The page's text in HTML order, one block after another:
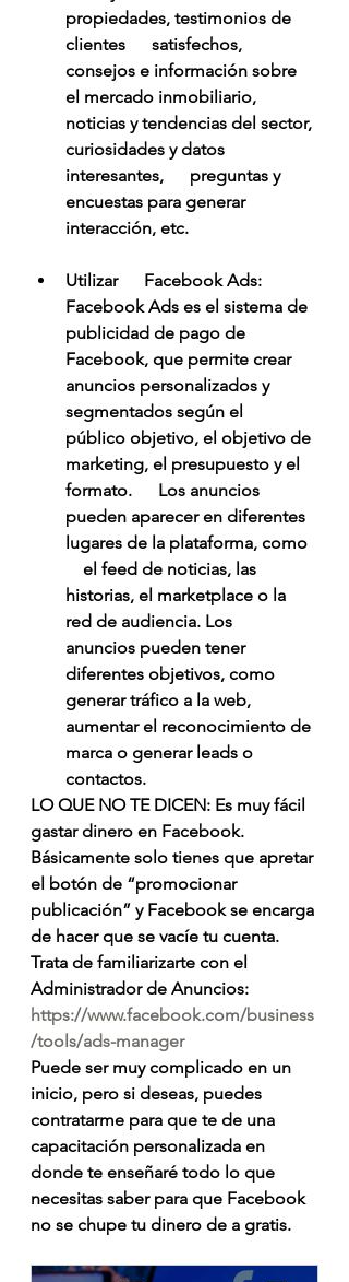
propiedades, testimonios de
clientes      satisfechos,
consejos e información sobre
el mercado inmobiliario,
noticias y tendencias del sector,
curiosidades y datos
interesantes,      preguntas y
encuestas para generar
interacción, etc.
Utilizar      Facebook Ads:
Facebook Ads es el sistema de
publicidad de pago de
Facebook, que permite crear
anuncios personalizados y
segmentados según el
público objetivo, el objetivo de
marketing, el presupuesto y el
formato.      Los anuncios
pueden aparecer en diferentes
lugares de la plataforma, como
    el feed de noticias, las
historias, el marketplace o la
red de audiencia. Los
anuncios pueden tener
diferentes objetivos, como
generar tráfico a la web,
aumentar el reconocimiento de
marca o generar leads o
contactos.
LO QUE NO TE DICEN: Es muy fácil
gastar dinero en Facebook.
Básicamente solo tienes que apretar
el botón de “promocionar
publicación” y Facebook se encarga
de hacer que se vacíe tu cuenta.
Trata de familiarizarte con el
Administrador de Anuncios:
https://www.facebook.com/business
/tools/ads-manager
Puede ser muy complicado en un
inicio, pero si deseas, puedes
contratarme para que te de una
capacitación personalizada en
donde te enseñaré todo lo que
necesitas saber para que Facebook
no se chupe tu dinero de a gratis.